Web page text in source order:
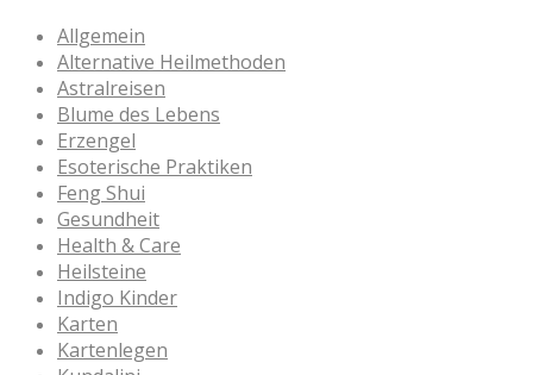
Allgemein
Alternative Heilmethoden
Astralreisen
Blume des Lebens
Erzengel
Esoterische Praktiken
Feng Shui
Gesundheit
Health & Care
Heilsteine
Indigo Kinder
Karten
Kartenlegen